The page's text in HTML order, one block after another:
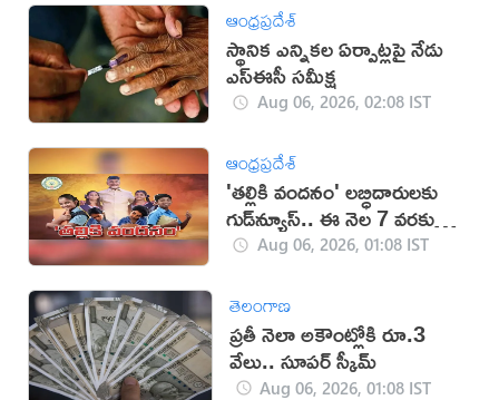
ఆంధ్రప్రదేశ్
స్థానిక ఎన్నికల ఏర్పాట్లపై నేడు
ఎస్ఈసీ సమీక్ష
Aug 06, 2026, 02:08 IST
ఆంధ్రప్రదేశ్
'తల్లికి వందనం' లబ్ధిదారులకు
గుడ్‌న్యూస్.. ఈ నెల 7 వరకు
ఛాన్స్Aug 06, 2026, 01:08 IST
తెలంగాణ
ప్రతీ నెలా అకౌంట్లోకి రూ.3
వేలు.. సూపర్ స్కీమ్
Aug 06, 2026, 01:08 IST